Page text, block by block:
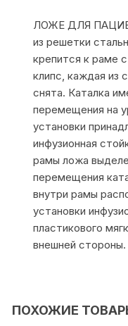
ЛОЖЕ ДЛЯ
из решетки
крепится к раме
клипс, каждая из
снята. Каталка
перемещения на
установки
инфузионная
рамы ложа
перемещения
внутри рамы
установки
пластикового
внешней стороны.
ПОХОЖИЕ